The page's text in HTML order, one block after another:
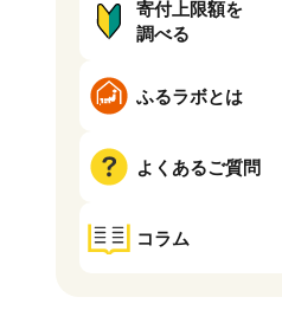
寄付上限額を
調べる
ふるラボとは
よくあるご質問
コラム